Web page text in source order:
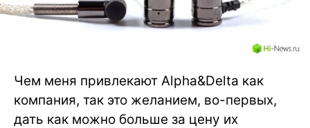
Чем меня привлекают Alpha&Delta как
компания, так это желанием, во-первых,
дать как можно больше за цену их